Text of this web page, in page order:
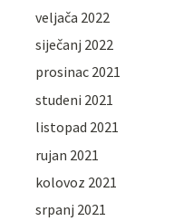
veljača 2022
siječanj 2022
prosinac 2021
studeni 2021
listopad 2021
rujan 2021
kolovoz 2021
srpanj 2021